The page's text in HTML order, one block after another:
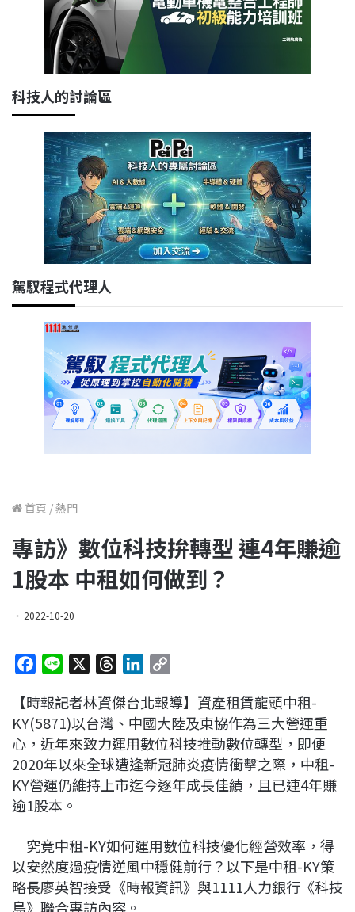
科技人的討論區
駕馭程式代理人